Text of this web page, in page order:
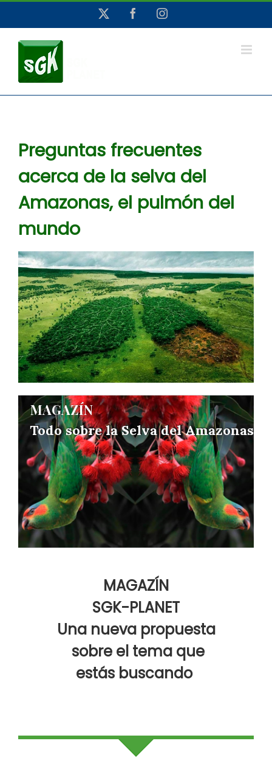
contenido
FacebookInstagram
Preguntas frecuentes
acerca de la selva del
Amazonas, el pulmón del
mundo
Todo sobre la Selva del Amazonas
Todo sobre la Selva del Amazonas
MAGAZÍN
SGK-PLANET
Una nueva propuesta
sobre el tema que
estás buscando